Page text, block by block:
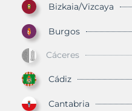
Bizkaia/Vizcaya
Burgos
Cáceres
Cádiz
Cantabria